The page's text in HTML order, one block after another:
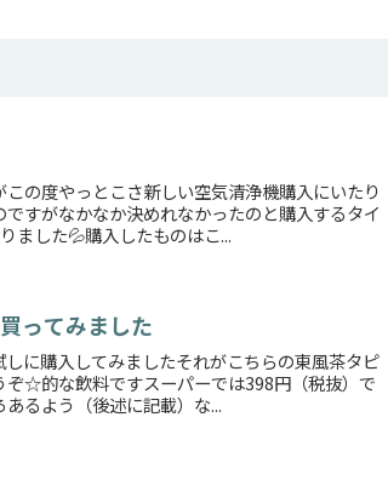
の度やっとこさ新しい空気清浄機購入にいたり
すがなかなか決めれなかったのと購入するタイ
ました💦購入したものはこ...
ってみました
に購入してみましたそれがこちらの東風茶タピ
☆的な飲料ですスーパーでは398円（税抜）で
るよう（後述に記載）な...